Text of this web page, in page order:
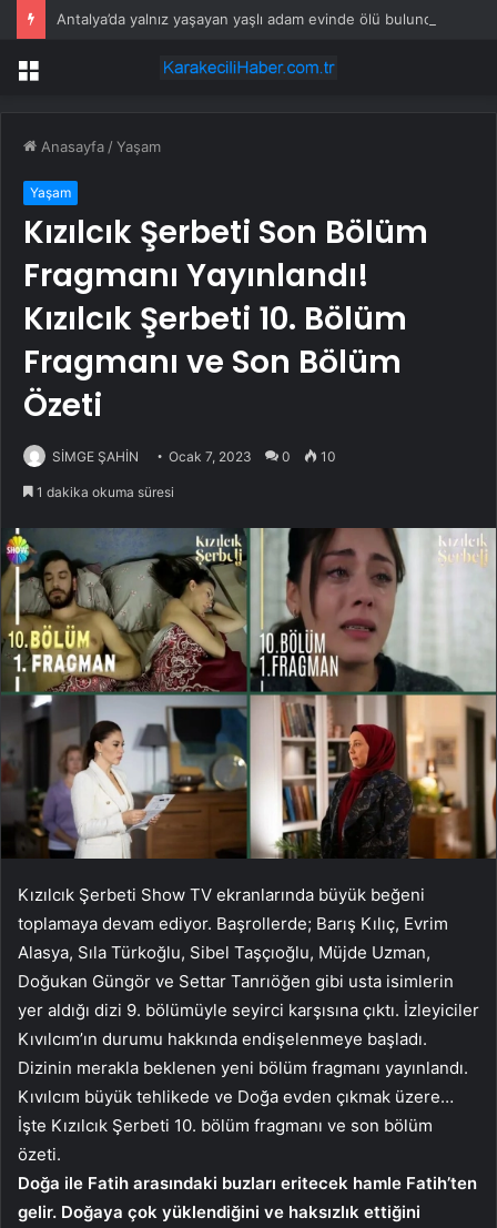
Antalya’da yalnız yaşayan yaşlı adam evinde ölü bulundu
Menü
Anasayfa /Yaşam
Yaşam
Kızılcık Şerbeti Son Bölüm
Fragmanı Yayınlandı!
Kızılcık Şerbeti 10. Bölüm
Fragmanı ve Son Bölüm
Özeti
SİMGE ŞAHİN Ocak 7, 2023 0 10
1 dakika okuma süresi
Kızılcık Şerbeti Show TV ekranlarında büyük beğeni
toplamaya devam ediyor. Başrollerde; Barış Kılıç, Evrim
Alasya, Sıla Türkoğlu, Sibel Taşçıoğlu, Müjde Uzman,
Doğukan Güngör ve Settar Tanrıöğen gibi usta isimlerin
yer aldığı dizi 9. bölümüyle seyirci karşısına çıktı. İzleyiciler
Kıvılcım’ın durumu hakkında endişelenmeye başladı.
Dizinin merakla beklenen yeni bölüm fragmanı yayınlandı.
Kıvılcım büyük tehlikede ve Doğa evden çıkmak üzere…
İşte Kızılcık Şerbeti 10. bölüm fragmanı ve son bölüm
özeti.
Doğa ile Fatih arasındaki buzları eritecek hamle Fatih’ten
gelir. Doğaya çok yüklendiğini ve haksızlık ettiğini